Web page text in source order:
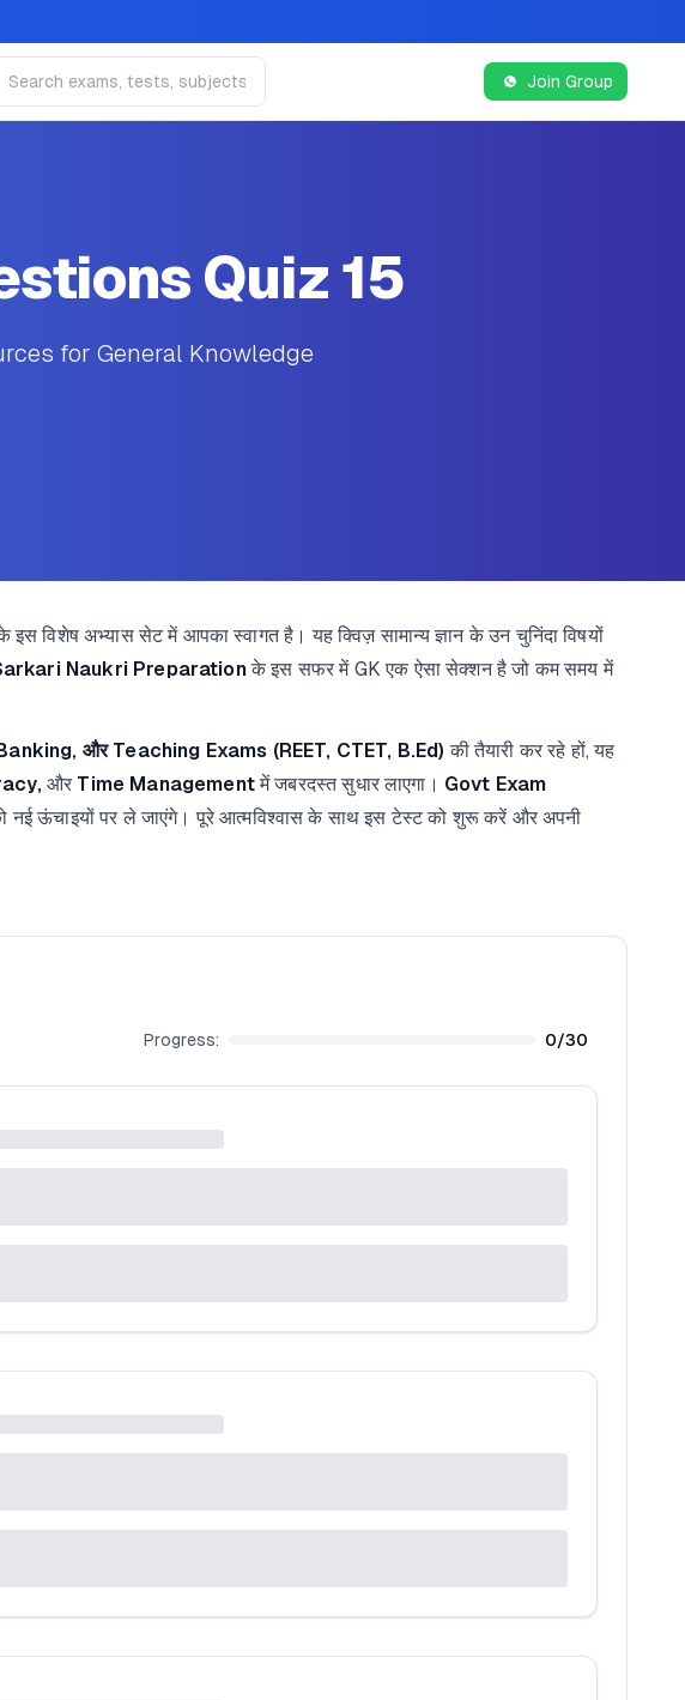
Join Group
Quiz 15
for General Knowledge
इस विशेष अभ्यास सेट में आपका स्वागत है। यह क्विज़ सामान्य ज्ञान के उन चुनिंदा विषयों
Naukri Preparationके इस सफर में GK एक ऐसा सेक्शन है जो कम समय में
और Teaching Exams (REET, CTET, B.Ed) की तैयारी कर रहे हों, यह
और Time Managementमें जबरदस्त सुधार लाएगा। Govt Exam
नई ऊंचाइयों पर ले जाएंगे। पूरे आत्मविश्वास के साथ इस टेस्ट को शुरू करें और अपनी
Progress: 0/30